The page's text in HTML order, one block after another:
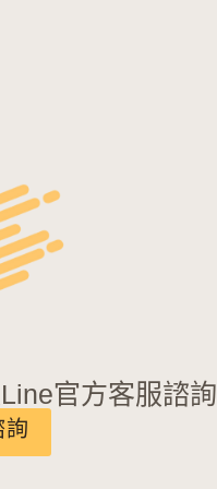
官方客服諮
詢